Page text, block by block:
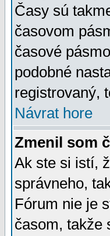
Časy sú
časovom
časové
podobné
registrovaný,
Návrat hore
Zmenil som
Ak ste si istí,
správneho,
Fórum nie je
časom, takže